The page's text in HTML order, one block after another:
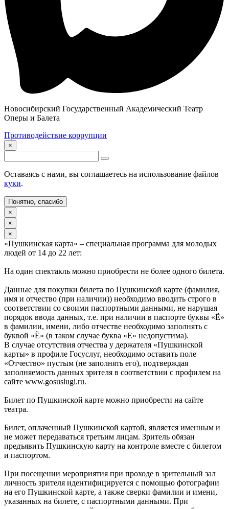
Новосибирский Государственный Академический Театр
Оперы и Балета
Противодействие коррупции
×
Оставаясь с нами, вы соглашаетесь на использование файлов
куки.
Понятно, спасибо
×
×
×
«Пушкинская карта» – специальная программа для молодых
людей от 14 до 22 лет:
На один спектакль можно приобрести не более одного билета.
Данные для покупки билета по Пушкинской карте (фамилия,
имя и отчество (при наличии)) необходимо вводить строго в
соответствии со своими паспортными данными, не нарушая
порядок ввода данных, т.е. при наличии в паспорте буквы «Ё»
в фамилии, имени, либо отчестве необходимо заполнять с
буквой «Ё» (в таком случае буква «Е» недопустима).
В случае отсутствия отчества у держателя «Пушкинской
карты» в профиле Госуслуг, необходимо оставить поле
«Отчество» пустым (не заполнять его), подтверждая
заполняемость данных зрителя в соответствии с профилем на
сайте www.gosuslugi.ru.
Билет по Пушкинской карте можно приобрести на сайте
театра.
Билет, оплаченный Пушкинской картой, является именным и
не может передаваться третьим лицам. Зритель обязан
предъявить Пушкинскую карту на контроле вместе с билетом
и паспортом.
При посещении мероприятия при проходе в зрительный зал
личность зрителя идентифицируется с помощью фотографии
на его Пушкинской карте, а также сверки фамилии и имени,
указанных на билете, с паспортными данными. При